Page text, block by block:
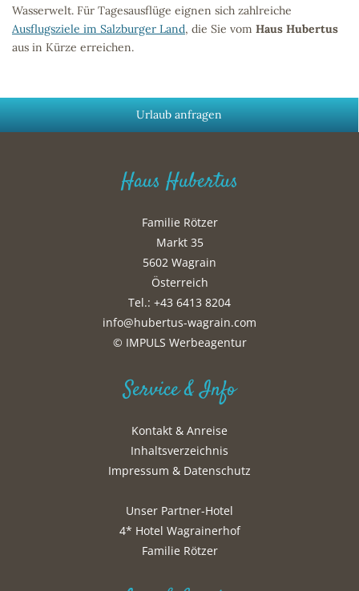
Wasserwelt. Für Tagesausflüge eignen sich zahlreiche
Ausflugsziele im Salzburger Land, die Sie vom Haus Hubertus
aus in Kürze erreichen.
Urlaub anfragen
Haus Hubertus
Familie Rötzer
Markt 35
5602 Wagrain
Österreich
Tel.: +43 6413 8204
info@hubertus-wagrain.com
© IMPULS Werbeagentur
Service & Info
Kontakt & Anreise
Inhaltsverzeichnis
Impressum & Datenschutz
Unser Partner-Hotel
4* Hotel Wagrainerhof
Familie Rötzer